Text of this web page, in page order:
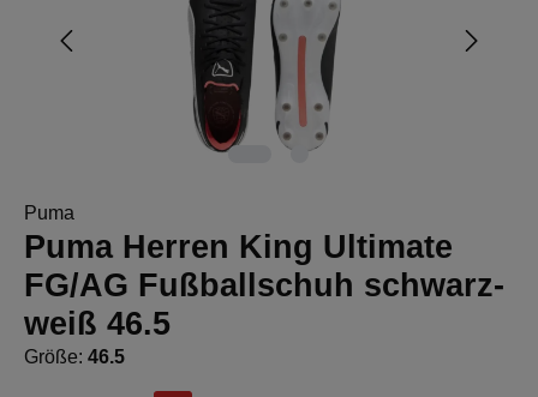
Puma
Puma Herren King Ultimate
FG/AG Fußballschuh schwarz-
weiß 46.5
Größe: 46.5